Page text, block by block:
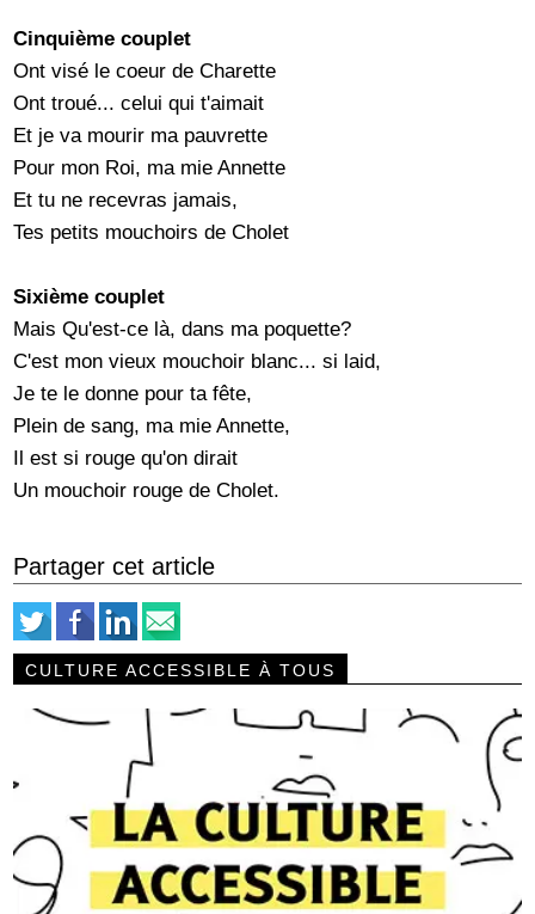
Cinquième couplet
Ont visé le coeur de Charette
Ont troué... celui qui t'aimait
Et je va mourir ma pauvrette
Pour mon Roi, ma mie Annette
Et tu ne recevras jamais,
Tes petits mouchoirs de Cholet
Sixième couplet
Mais Qu'est-ce là, dans ma poquette?
C'est mon vieux mouchoir blanc... si laid,
Je te le donne pour ta fête,
Plein de sang, ma mie Annette,
Il est si rouge qu'on dirait
Un mouchoir rouge de Cholet.
Partager cet article
CULTURE ACCESSIBLE À TOUS